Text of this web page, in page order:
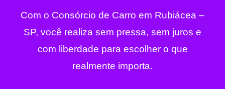
Com o Consórcio de Carro em Rubiácea –
SP, você realiza sem pressa, sem juros e
com liberdade para escolher o que
realmente importa.